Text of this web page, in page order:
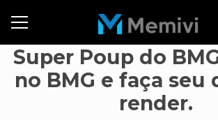
Super Poup do
no BMG e faça seu
render.